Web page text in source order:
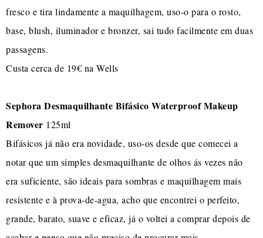
fresco e tira lindamente a maquilhagem, uso-o para o rosto,
base, blush, iluminador e bronzer, sai tudo facilmente em duas
passagens.
Custa cerca de 19€ na Wells
Sephora Desmaquilhante Bifásico Waterproof Makeup
Remover 125ml
Bifásicos já não era novidade, uso-os desde que comecei a
notar que um simples desmaquilhante de olhos ás vezes não
era suficiente, são ideais para sombras e maquilhagem mais
resistente e à prova-de-agua, acho que encontrei o perfeito,
grande, barato, suave e eficaz, já o voltei a comprar depois de